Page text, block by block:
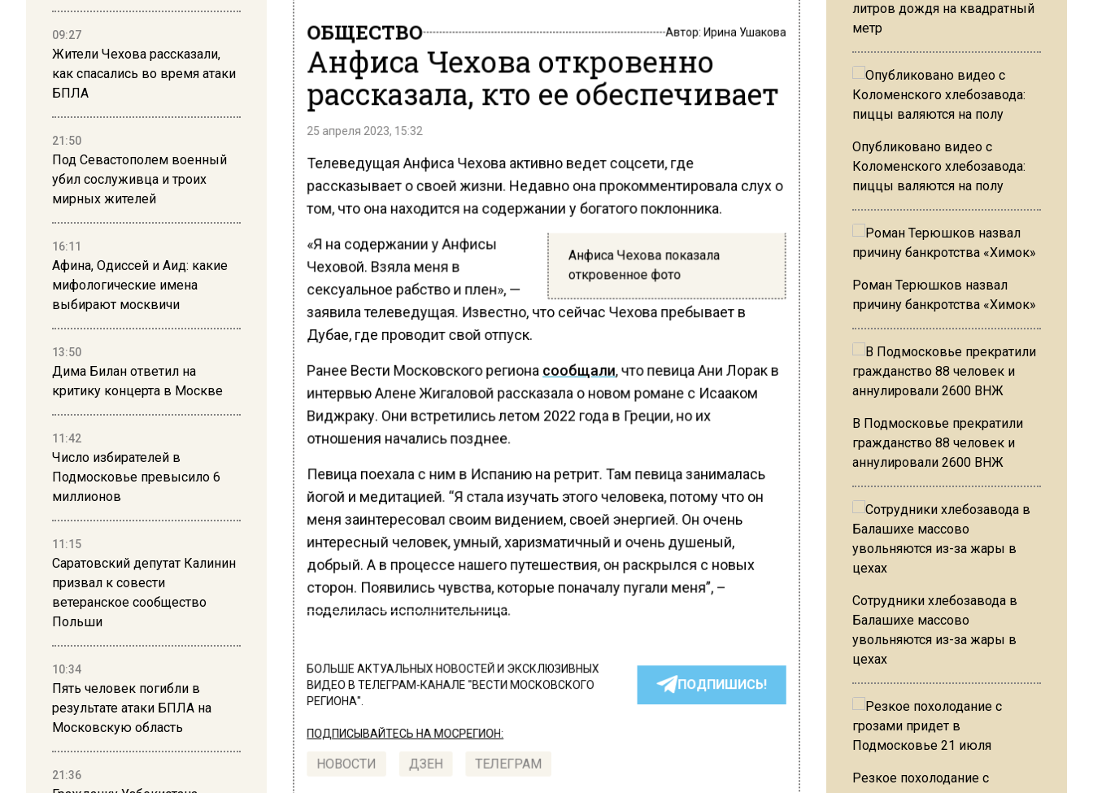
09:27
Жители Чехова рассказали,
как спасались во время атаки
БПЛА
21:50
Под Севастополем военный
убил сослуживца и троих
мирных жителей
16:11
Афина, Одиссей и Аид: какие
мифологические имена
выбирают москвичи
13:50
Дима Билан ответил на
критику концерта в Москве
11:42
Число избирателей в
Подмосковье превысило 6
миллионов
11:15
Саратовский депутат Калинин
призвал к совести
ветеранское сообщество
Польши
10:34
Пять человек погибли в
результате атаки БПЛА на
Московскую область
21:36
ОБЩЕСТВО Автор:Ирина Ушакова
Анфиса Чехова откровенно
рассказала, кто ее обеспечивает
25 апреля 2023, 15:32
Телеведущая Анфиса Чехова активно ведет соцсети, где
рассказывает о своей жизни. Недавно она прокомментировала слух о
том, что она находится на содержании у богатого поклонника.
Анфиса Чехова показала
откровенное фото
«Я на содержании у Анфисы
Чеховой. Взяла меня в
сексуальное рабство и плен», —
заявила телеведущая. Известно, что сейчас Чехова пребывает в
Дубае, где проводит свой отпуск.
Ранее Вести Московского региона сообщали, что певица Ани Лорак в
интервью Алене Жигаловой рассказала о новом романе с Исааком
Виджраку. Они встретились летом 2022 года в Греции, но их
отношения начались позднее.
Певица поехала с ним в Испанию на ретрит. Там певица занималась
йогой и медитацией. “Я стала изучать этого человека, потому что он
меня заинтересовал своим видением, своей энергией. Он очень
интересный человек, умный, харизматичный и очень душеный,
добрый. А в процессе нашего путешествия, он раскрылся с новых
сторон. Появились чувства, которые поначалу пугали меня”, –
поделилась исполнительница.
БОЛЬШЕ АКТУАЛЬНЫХ НОВОСТЕЙ И ЭКСКЛЮЗИВНЫХ
ВИДЕО В ТЕЛЕГРАМ-КАНАЛЕ "ВЕСТИ МОСКОВСКОГО
РЕГИОНА".
ПОДПИШИСЬ!
ПОДПИСЫВАЙТЕСЬ НА МОСРЕГИОН:
НОВОСТИ ДЗЕН ТЕЛЕГРАМ
литров дождя на квадратный
метр
Опубликовано видео с
Коломенского хлебозавода:
пиццы валяются на полу
Роман Терюшков назвал
причину банкротства «Химок»
В Подмосковье прекратили
гражданство 88 человек и
аннулировали 2600 ВНЖ
Сотрудники хлебозавода в
Балашихе массово
увольняются из-за жары в
цехах
Резкое похолодание с